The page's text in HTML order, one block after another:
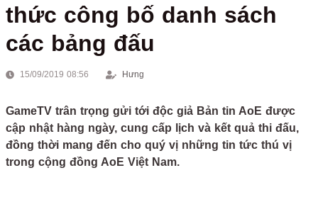
thức công bố danh sách
các bảng đấu
15/09/2019 08:56 Hưng
GameTV trân trọng gửi tới độc giả Bản tin AoE được
cập nhật hàng ngày, cung cấp lịch và kết quả thi đấu,
đồng thời mang đến cho quý vị những tin tức thú vị
trong cộng đồng AoE Việt Nam.